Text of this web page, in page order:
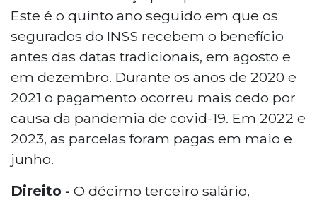
Este é o quinto ano seguido em que os
segurados do INSS recebem o benefício
antes das datas tradicionais, em agosto e
em dezembro. Durante os anos de 2020 e
2021 o pagamento ocorreu mais cedo por
causa da pandemia de covid-19. Em 2022 e
2023, as parcelas foram pagas em maio e
junho.
Direito - O décimo terceiro salário,